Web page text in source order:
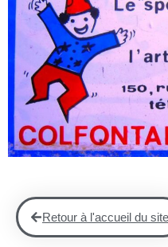
Retour à l'accueil du site